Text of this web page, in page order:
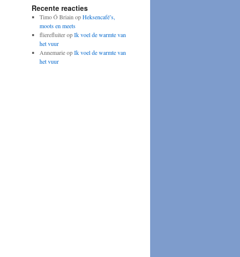
Recente reacties
Timo Ó Briain opHeksencafé’s,
moots en meets
flierefluiteropIk voel de warmte van
het vuur
AnnemarieopIk voel de warmte van
het vuur